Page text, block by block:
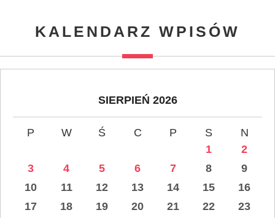
KALENDARZ WPISÓW
SIERPIEŃ 2026
P W Ś C P S
N
1
2
3
4 5 6 7 8
9
10
11 12 13 14 15
16
17
18 19 20 21 22
23